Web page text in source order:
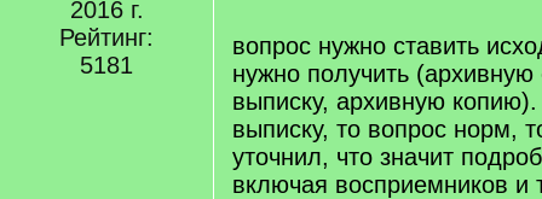
2016 г.
Рейтинг:
5181
q
]
вопрос нужно ставить
нужно получить (архивную
выписку, архивную
выписку, то вопрос норм,
уточнил, что значит
включая восприемников и